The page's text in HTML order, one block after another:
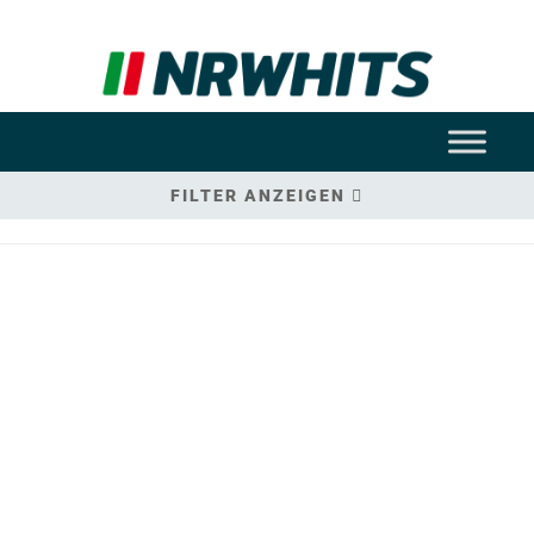
FILTER ANZEIGEN